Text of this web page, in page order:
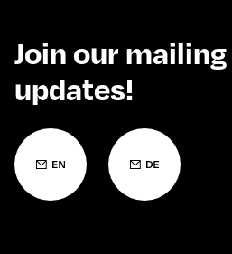
Join our
updates!